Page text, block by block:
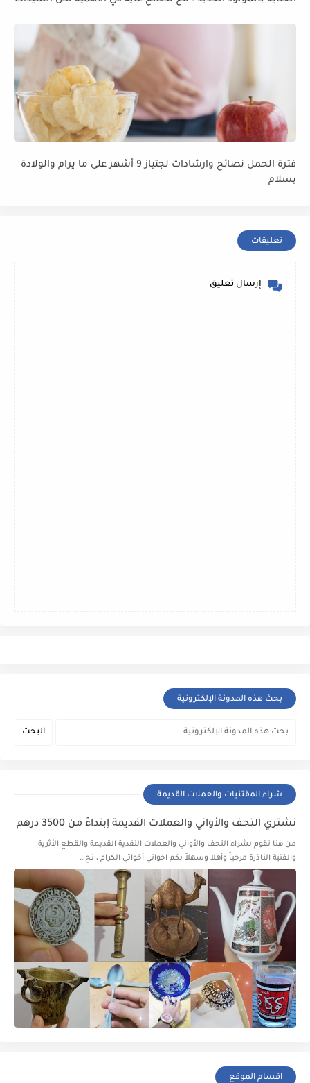
فترة الحمل نصائح وارشادات لجتياز 9 أشهر على ما يرام والولادة
بسلام
تعليقات
إرسال تعليق
بحث هذه المدونة الإلكترونية
شراء المقتنيات والعملات القديمة
نشتري التحف والأواني والعملات القديمة إبتداءً من 3500 درهم
من هنا نقوم بشراء التحف والأواني والعملات النقدية القديمة والقطع الأثرية
والفنية الناذرة مرحباً وأهلا وسهلاً بكم اخواني أخواتي الكرام ، نح…
اقسام الموقع